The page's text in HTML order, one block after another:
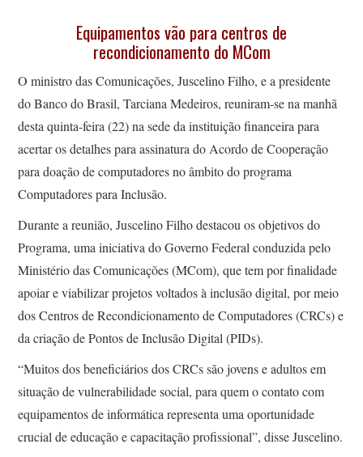
Equipamentos vão para centros de
recondicionamento do MCom
O ministro das Comunicações, Juscelino Filho, e a presidente
do Banco do Brasil, Tarciana Medeiros, reuniram-se na manhã
desta quinta-feira (22) na sede da instituição financeira para
acertar os detalhes para assinatura do Acordo de Cooperação
para doação de computadores no âmbito do programa
Computadores para Inclusão.
Durante a reunião, Juscelino Filho destacou os objetivos do
Programa, uma iniciativa do Governo Federal conduzida pelo
Ministério das Comunicações (MCom), que tem por finalidade
apoiar e viabilizar projetos voltados à inclusão digital, por meio
dos Centros de Recondicionamento de Computadores (CRCs) e
da criação de Pontos de Inclusão Digital (PIDs).
“Muitos dos beneficiários dos CRCs são jovens e adultos em
situação de vulnerabilidade social, para quem o contato com
equipamentos de informática representa uma oportunidade
crucial de educação e capacitação profissional”, disse Juscelino.